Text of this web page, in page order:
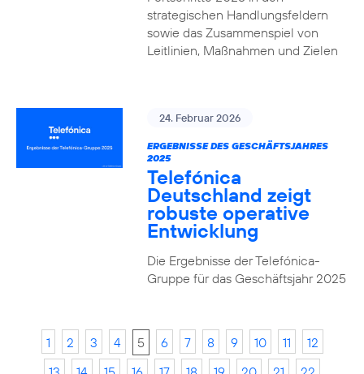
strategischen Handlungsfeldern
sowie das Zusammenspiel von
Leitlinien, Maßnahmen und Zielen
24. Februar 2026
ERGEBNISSE DES GESCHÄFTSJAHRES
2025
Telefónica
Deutschland zeigt
robuste operative
Entwicklung
Die Ergebnisse der Telefónica-
Gruppe für das Geschäftsjahr 2025
1 2 3 4 5 6 7 8 9 10 11
12